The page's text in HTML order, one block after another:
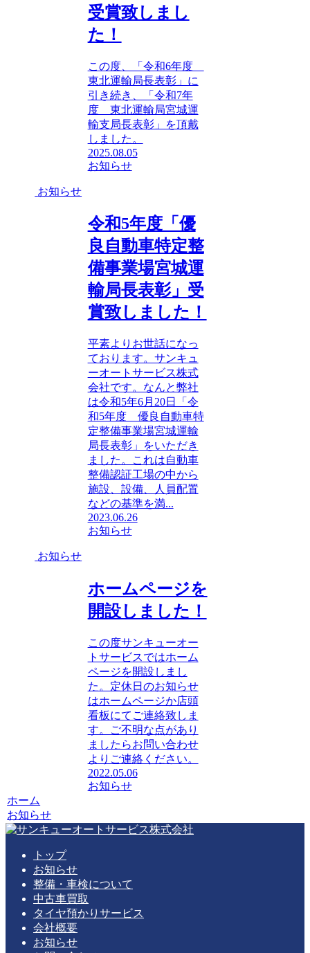
受賞致しまし
た！
この度、「令和6年度
東北運輸局長表彰」に
引き続き、「令和7年
度 東北運輸局宮城運
輸支局長表彰」を頂戴
しました。
2025.08.05
お知らせ
お知らせ
令和5年度「優
良自動車特定整
備事業場宮城運
輸局長表彰」受
賞致しました！
平素よりお世話になっ
ております。サンキュ
ーオートサービス株式
会社です。なんと弊社
は令和5年6月20日「令
和5年度 優良自動車特
定整備事業場宮城運輸
局長表彰」をいただき
ました。これは自動車
整備認証工場の中から
施設、設備、人員配置
などの基準を満...
2023.06.26
お知らせ
お知らせ
ホームページを
開設しました！
この度サンキューオー
トサービスではホーム
ページを開設しまし
た。定休日のお知らせ
はホームページか店頭
看板にてご連絡致しま
す。ご不明な点があり
ましたらお問い合わせ
よりご連絡ください。
2022.05.06
お知らせ
ホーム
お知らせ
トップ
お知らせ
整備・車検について
中古車買取
タイヤ預かりサービス
会社概要
お知らせ